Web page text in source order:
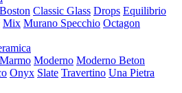
Boston Classic Glass Drops Equilibrio
Mix Murano Specchio Octagon
Marmo Moderno Moderno Beton
Onyx Slate Travertino Una Pietra